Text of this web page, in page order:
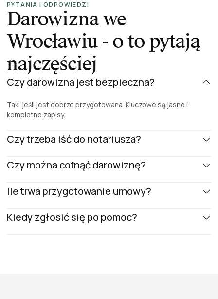
PYTANIA I ODPOWIEDZI
Darowizna we
Wrocławiu - o to pytają
najczęściej
Czy darowizna jest bezpieczna?
Tak, jeśli jest dobrze przygotowana. Kluczowe są jasne i
kompletne zapisy.
Czy trzeba iść do notariusza?
Przy nieruchomościach tak. W innych przypadkach zależy to
od sytuacji.
Czy można cofnąć darowiznę?
W określonych przypadkach jest to możliwe. Wymaga
jednak spełnienia warunków.
Ile trwa przygotowanie umowy?
Zwykle od jednego do kilku dni. Zależy od stopnia
skomplikowania.
Kiedy zgłosić się po pomoc?